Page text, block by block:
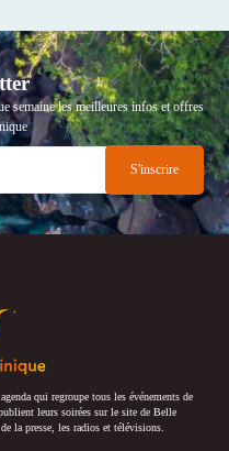
semaine les meilleures infos et offres
qui regroupe tous les événements de
leurs soirées sur le site de Belle
la presse, les radios et télévisions.